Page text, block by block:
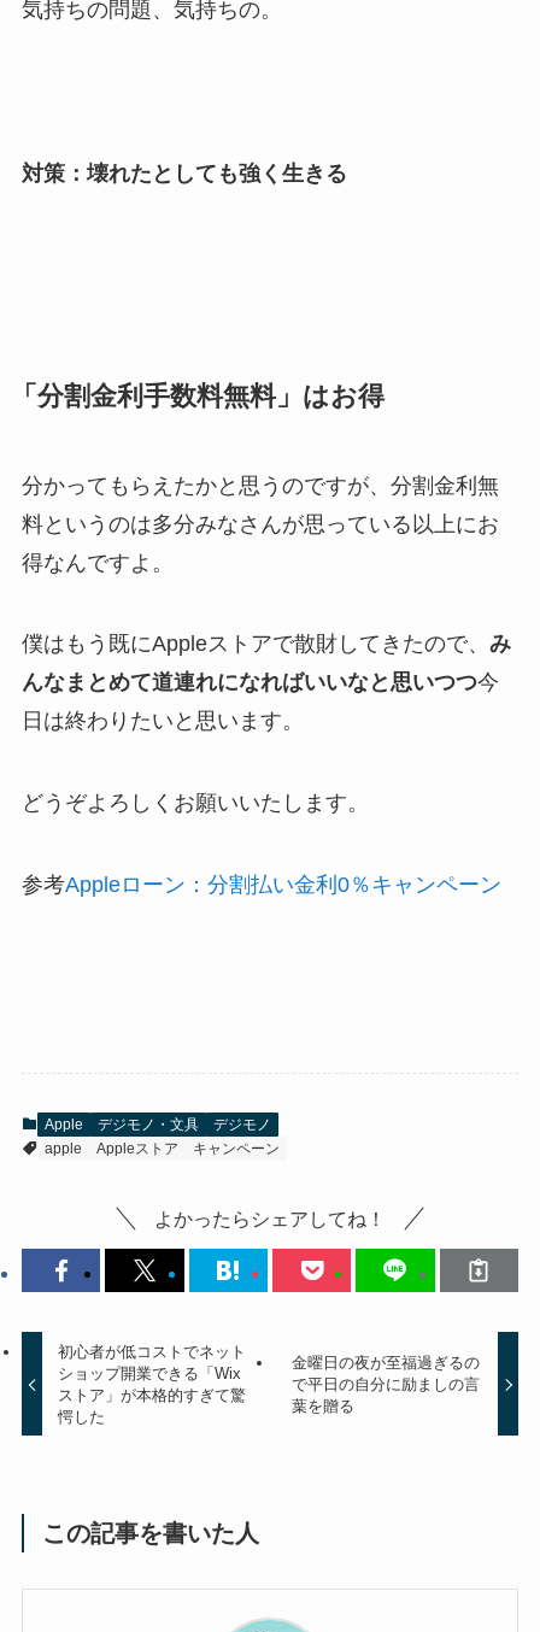
気持ちの問題、気持ちの。
対策：壊れたとしても強く生きる
「分割金利手数料無料」はお得
分かってもらえたかと思うのですが、分割金利無
料というのは多分みなさんが思っている以上にお
得なんですよ。
僕はもう既にAppleストアで散財してきたので、 み
んなまとめて道連れになればいいなと思いつつ今
日は終わりたいと思います。
どうぞよろしくお願いいたします。
参考Appleローン：分割払い金利0％キャンペーン
Apple デジモノ・文具
デジモノ
apple
Appleストア キャンペーン
よかったらシェアしてね！
初心者が低コストでネット
ショップ開業できる「Wix
ストア」が本格的すぎて驚
愕した
金曜日の夜が至福過ぎるの
で平日の自分に励ましの言
葉を贈る
この記事を書いた人